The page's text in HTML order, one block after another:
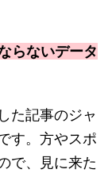
らないデータ
た記事のジャ
す。方やスポ
で、見に来た